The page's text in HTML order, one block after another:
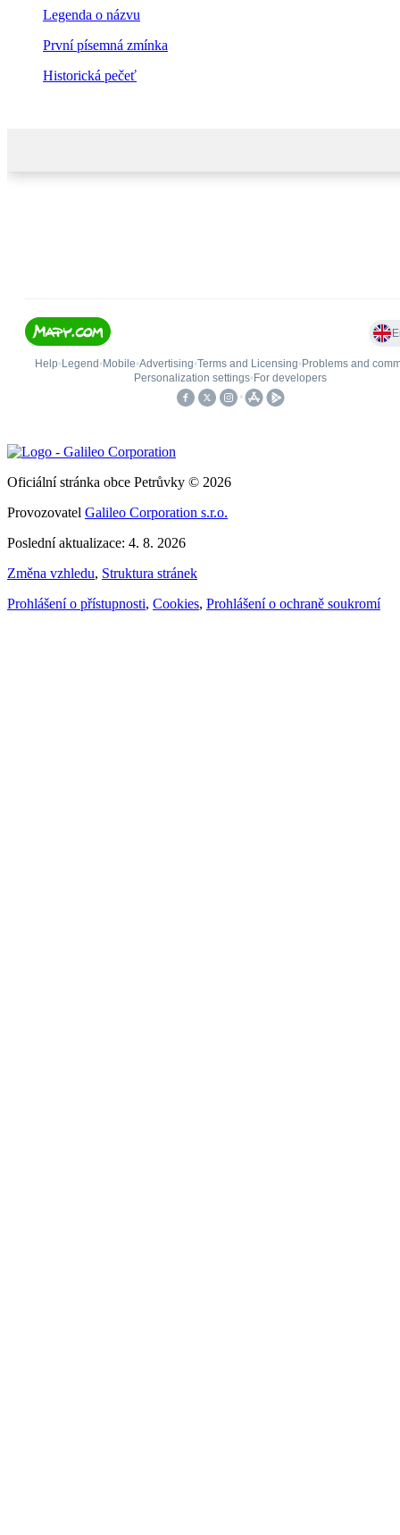
Legenda o názvu
První písemná zmínka
Historická pečeť
Oficiální stránka obce Petrůvky © 2026
Provozovatel Galileo Corporation s.r.o.
Poslední aktualizace: 4. 8. 2026
Změna vzhledu, Struktura stránek
Prohlášení o přístupnosti, Cookies, Prohlášení o ochraně soukromí